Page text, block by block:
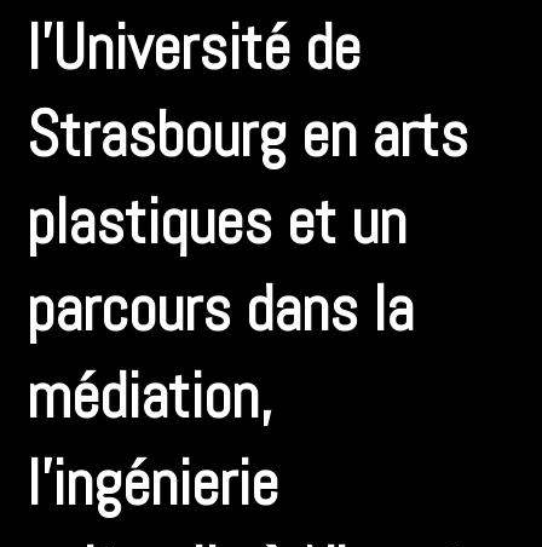
l’Université de
Strasbourg en arts
plastiques et un
parcours dans la
médiation,
l’ingénierie